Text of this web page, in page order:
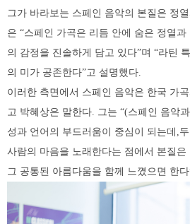
그가 바라보는 스페인 음악의 본질은 정
은 “스페인 가곡은 리듬 안에 숨은 정열
의 감정을 진솔하게 담고 있다”며 “라틴
의 미가 공존한다”고 설명했다.
이러한 측면에서 스페인 음악은 한국 가
고 박혜상은 말한다. 그는 “(스페인 음악
성과 언어의 부드러움이 중심이 되는데,
사람의 마음을 노래한다는 점에서 본질은
그 공통된 아름다움을 함께 느꼈으면 한